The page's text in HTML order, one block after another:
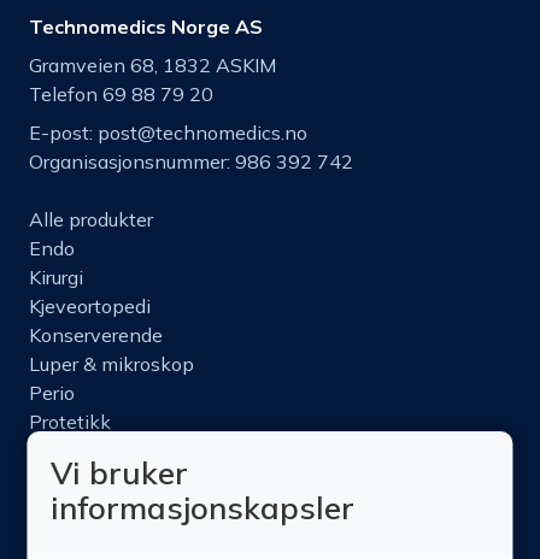
Technomedics Norge AS
Gramveien 68, 1832 ASKIM
Telefon 69 88 79 20
E-post: post@technomedics.no
Organisasjonsnummer: 986 392 742
Alle produkter
Endo
Kirurgi
Kjeveortopedi
Konserverende
Luper & mikroskop
Perio
Protetikk
Nettbutikk
Vi bruker
informasjonskapsler